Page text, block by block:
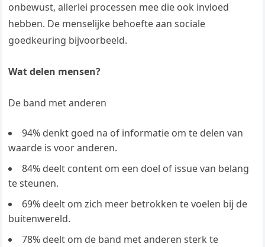
onbewust, allerlei processen mee die ook invloed
hebben. De menselijke behoefte aan sociale
goedkeuring bijvoorbeeld.
Wat delen mensen?
De band met anderen
94% denkt goed na of informatie om te delen van
waarde is voor anderen.
84% deelt content om een doel of issue van belang
te steunen.
69% deelt om zich meer betrokken te voelen bij de
buitenwereld.
78% deelt om de band met anderen sterk te